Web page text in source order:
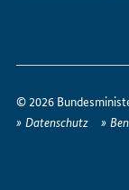
erreichen
Sie
© 2026
Datenschutz